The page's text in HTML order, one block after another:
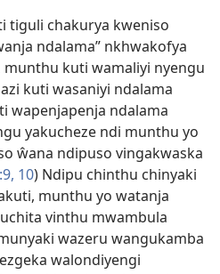
tiguli chakurya kweniso
ndalama” nkhwakofya
kuti wamaliyi nyengu
kuti wasaniyi ndalama
wapenjapenja ndalama
yakucheze ndi munthu yo
ŵana ndipuso vingakwaska
10) Ndipu chinthu chinyaki
munthu yo watanja
vinthu mwambula
wazeru wangukamba
walondiyengi